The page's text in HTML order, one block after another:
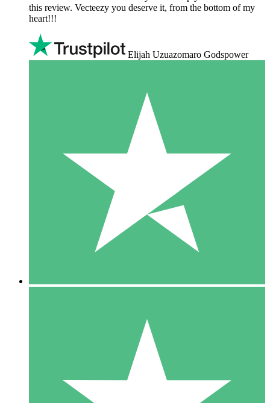
this review. Vecteezy you deserve it, from the bottom of my
heart!!!
Elijah Uzuazomaro Godspower